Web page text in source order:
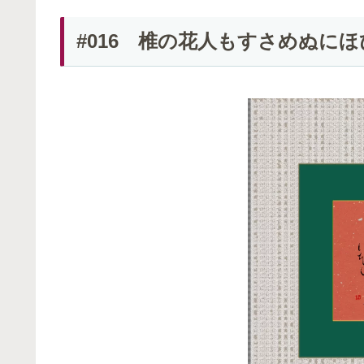
#016 椎の花人もすさめぬにほ